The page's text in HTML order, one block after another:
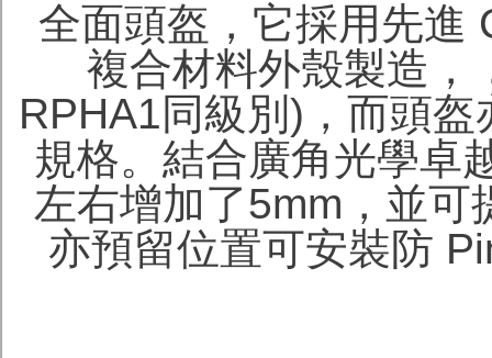
全面頭盔，它採用先進
複合材料外殼製造，
RPHA1同級別)，而頭
規格。結合廣角光學卓
左右增加了5mm，並可
亦預留位置可安裝防